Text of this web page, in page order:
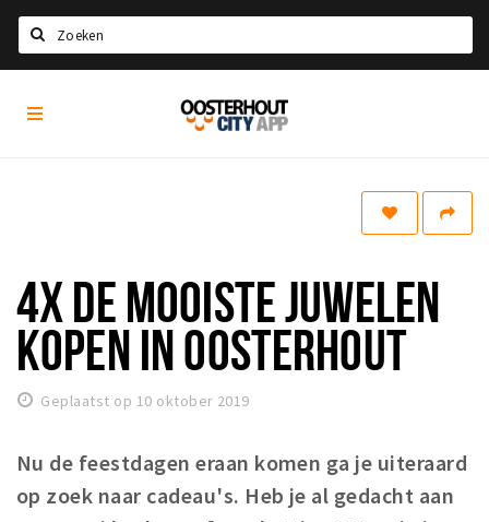
Home
Drinken
Recreatief
Slapen
Winkels
Parkeren
Oosterhout
City
4X DE MOOISTE JUWELEN
KOPEN IN OOSTERHOUT
Geplaatst op 10 oktober 2019
Nu de feestdagen eraan komen ga je uiteraard
op zoek naar cadeau's. Heb je al gedacht aan